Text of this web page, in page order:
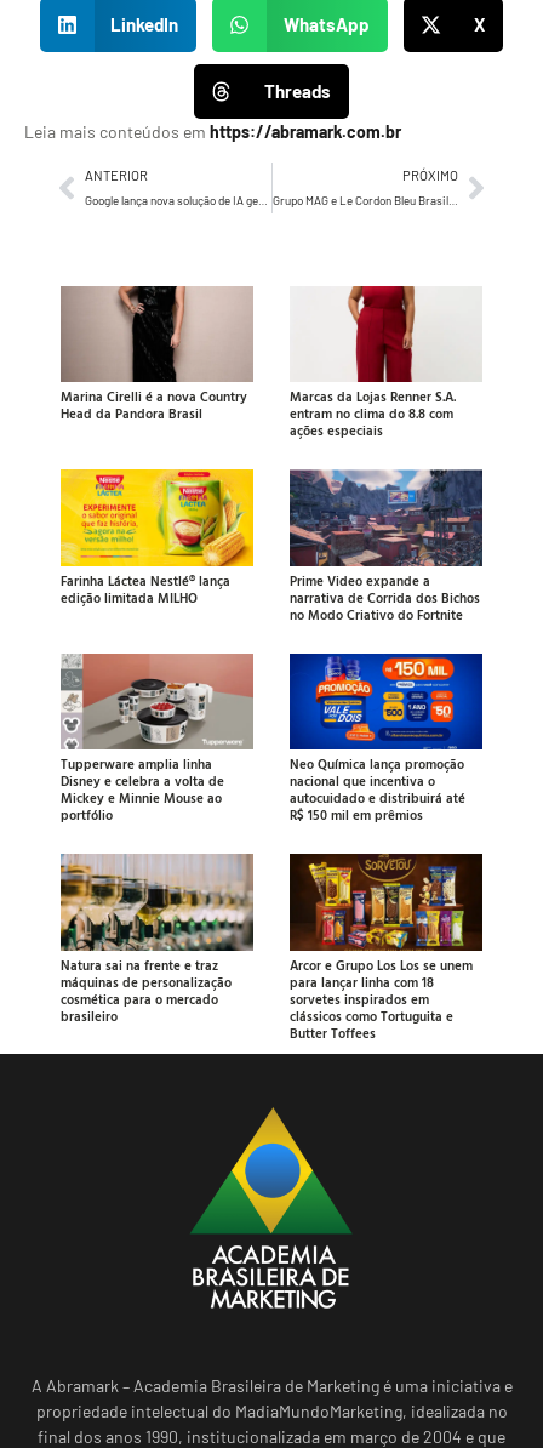
LinkedIn WhatsApp X
Threads
Leia mais conteúdos em https://abramark.com.br
ANTERIOR PRÓXIMO
Grupo MAG e Le Cordon Bleu Brasil criam café conceito na Faria Lima
Marina Cirelli é a nova Country
Head da Pandora Brasil
Marcas da Lojas Renner S.A.
entram no clima do 8.8 com
ações especiais
Farinha Láctea Nestlé® lança
edição limitada MILHO
Prime Video expande a
narrativa de Corrida dos Bichos
no Modo Criativo do Fortnite
Tupperware amplia linha
Disney e celebra a volta de
Mickey e Minnie Mouse ao
portfólio
Neo Química lança promoção
nacional que incentiva o
autocuidado e distribuirá até
R$ 150 mil em prêmios
Natura sai na frente e traz
máquinas de personalização
cosmética para o mercado
brasileiro
Arcor e Grupo Los Los se unem
para lançar linha com 18
sorvetes inspirados em
clássicos como Tortuguita e
Butter Toffees
A Abramark – Academia Brasileira de Marketing é uma iniciativa e
propriedade intelectual do MadiaMundoMarketing, idealizada no
final dos anos 1990, institucionalizada em março de 2004 e que